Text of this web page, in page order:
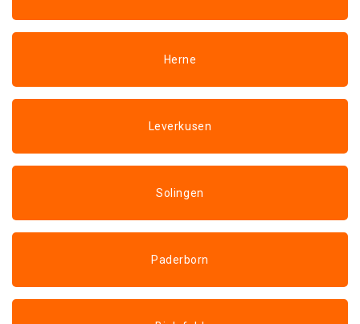
Herne
Leverkusen
Solingen
Paderborn